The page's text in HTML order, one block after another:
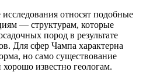
относят подобные
— структурам, которые
пород в результате
Для сфер Чампа характерна
но само существование
известно геологам.